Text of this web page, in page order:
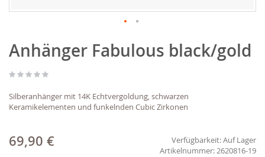
Anfang
der
springen
Anhänger Fabulous black/gold
Silberanhänger mit 14K Echtvergoldung, schwarzen
Keramikelementen und funkelnden Cubic Zirkonen
69,90 € Verfügbarkeit:Auf Lager
2620816-19